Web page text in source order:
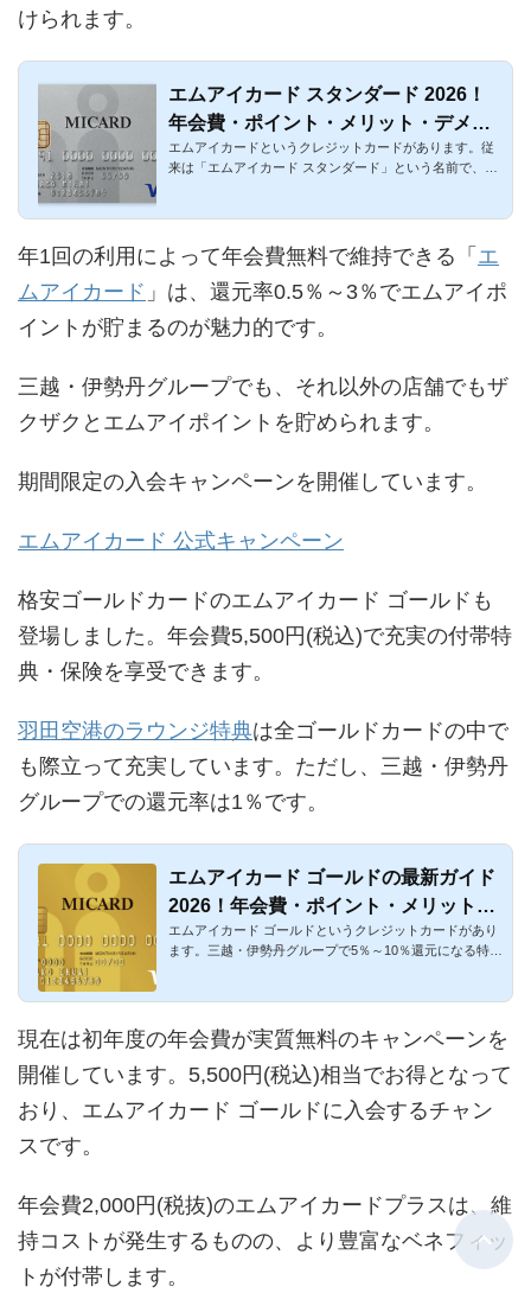
けられます。
エムアイカード スタンダード 2026！
年会費・ポイント・メリット・デメリ
ットまとめ
エムアイカードというクレジットカードがあります。従
来は「エムアイカード スタンダード」という名前で、名
年1回の利用によって年会費無料で維持できる「 エ
ムアイカード 」は、還元率0.5％～3％でエムアイポ
イントが貯まるのが魅力的です。
三越・伊勢丹グループでも、それ以外の店舗でもザ
クザクとエムアイポイントを貯められます。
期間限定の入会キャンペーンを開催しています。
エムアイカード 公式キャンペーン
格安ゴールドカードのエムアイカード ゴールドも
登場しました。年会費5,500円(税込)で充実の付帯特
典・保険を享受できます。
羽田空港のラウンジ特典は全ゴールドカードの中で
も際立って充実しています。ただし、三越・伊勢丹
グループでの還元率は1％です。
エムアイカード ゴールドの最新ガイド
2026！年会費・ポイント・メリット・
デメリットまとめ
エムアイカード ゴールドというクレジットカードがあり
ます。三越・伊勢丹グループで5％～10％還元になる特典
現在は初年度の年会費が実質無料のキャンペーンを
開催しています。5,500円(税込)相当でお得となって
おり、エムアイカード ゴールドに入会するチャン
スです。
年会費2,000円(税抜)のエムアイカードプラスは、維
持コストが発生するものの、より豊富なベネフィッ
トが付帯します。